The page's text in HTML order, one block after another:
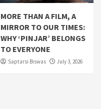
MORE THAN A FILM, A
MIRROR TO OUR TIMES:
WHY ‘PINJAR’ BELONGS
TO EVERYONE
Saptarsi Biswas July 3, 2026